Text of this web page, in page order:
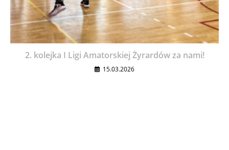
2. kolejka I Ligi Amatorskiej Żyrardów za nami!
15.03.2026